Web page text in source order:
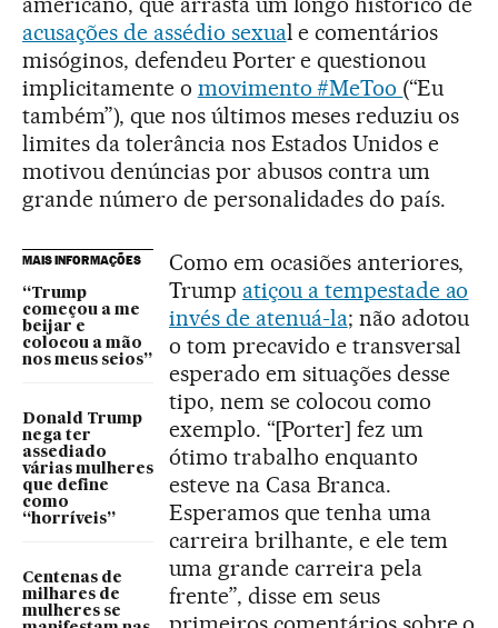
acusações de assédio sexual e comentários
misóginos, defendeu Porter e questionou
implicitamente o movimento #MeToo (“Eu
também”), que nos últimos meses reduziu os
limites da tolerância nos Estados Unidos e
motivou denúncias por abusos contra um
grande número de personalidades do país.
MAIS INFORMAÇÕES
“Trump
começou a me
beijar e
colocou a mão
nos meus seios”
Donald Trump
nega ter
assediado
várias mulheres
que define
como
“horríveis”
Centenas de
milhares de
mulheres se
Como em ocasiões anteriores,
Trump atiçou a tempestade ao
invés de atenuá-la; não adotou
o tom precavido e transversal
esperado em situações desse
tipo, nem se colocou como
exemplo. “[Porter] fez um
ótimo trabalho enquanto
esteve na Casa Branca.
Esperamos que tenha uma
carreira brilhante, e ele tem
uma grande carreira pela
frente”, disse em seus